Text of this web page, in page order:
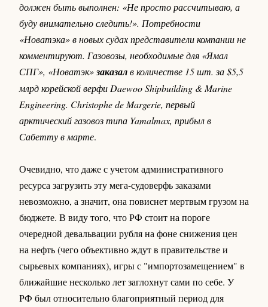
должен быть выполнен: «Не просто рассчитываю, а
буду внимательно следить!». Потребности
«Новатэка» в новых судах представители компании не
комментируют. Газовозы, необходимые для «Ямал
СПГ», «Новатэк»заказалв количестве 15 шт. за $5,5
млрд корейской верфи Daewoo Shipbuilding & Marine
Engineering. Christophe de Margerie, первый
арктический газовоз типа Yamalmax, прибыл в
Сабетту в марте.
Очевидно, что даже с учетом административного
ресурса загрузить эту мега-судоверфь заказами
невозможно, а значит, она повиснет мертвым грузом на
бюджете. В виду того, что РФ стоит на пороге
очередной девальвации рубля на фоне снижения цен
на нефть (чего объективно ждут в правительстве и
сырьевых компаниях), игры с "импортозамещением" в
ближайшие несколько лет заглохнут сами по себе. У
РФ был относительно благоприятный период для